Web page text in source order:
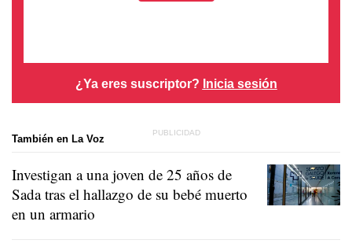
¿Ya eres suscriptor? Inicia sesión
También en La Voz
Investigan a una joven de 25 años de
Sada tras el hallazgo de su bebé muerto
en un armario